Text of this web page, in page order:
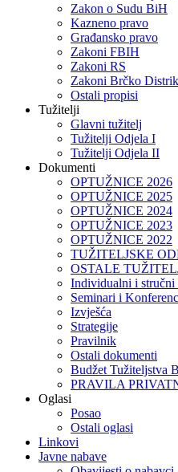
Zakon o Sudu BiH
Kazneno pravo
Građansko pravo
Zakoni FBIH
Zakoni RS
Zakoni Brčko
Ostali propisi
Tužitelji
Glavni tužitelj
Tužitelji Odjela I
Tužitelji Odjela II
Dokumenti
OPTUŽNICE 2026
OPTUŽNICE 2025
OPTUŽNICE 2024
OPTUŽNICE 2023
OPTUŽNICE 2022
TUŽITELJSKE
OSTALE
Individualni i stručni
Seminari i
Izvješća
Strategije
Pravilnik
Ostali dokumenti
Budžet Tužiteljstva
PRAVILA
Oglasi
Posao
Ostali oglasi
Linkovi
Javne nabave